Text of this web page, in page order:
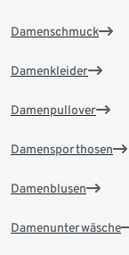
Damenschmuck
Damenkleider
Damenpullover
Damensporthosen
Damenblusen
Damenunterwäsche